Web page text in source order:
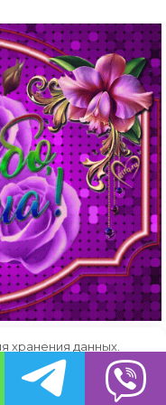
хранения данных.
свое согласие на
OK